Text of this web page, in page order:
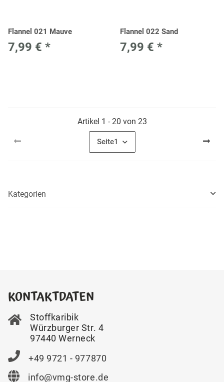
Flannel 021 Mauve
7,99 € *
Flannel 022 Sand
7,99 € *
Artikel 1 - 20 von 23
Seite1
Kategorien
KONTAKTDATEN
Stoffkaribik
Würzburger Str. 4
97440 Werneck
+49 9721 - 977870
info@vmg-store.de